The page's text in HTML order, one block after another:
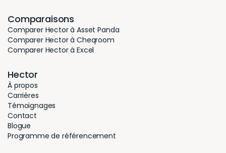
Comparaisons
Comparer Hector à Asset Panda
Comparer Hector à Cheqroom
Comparer Hector à Excel
Hector
À propos
Carrières
Témoignages
Contact
Blogue
Programme de référencement